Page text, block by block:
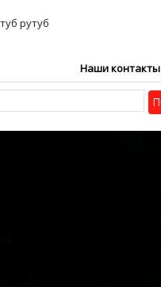
Наши контакты